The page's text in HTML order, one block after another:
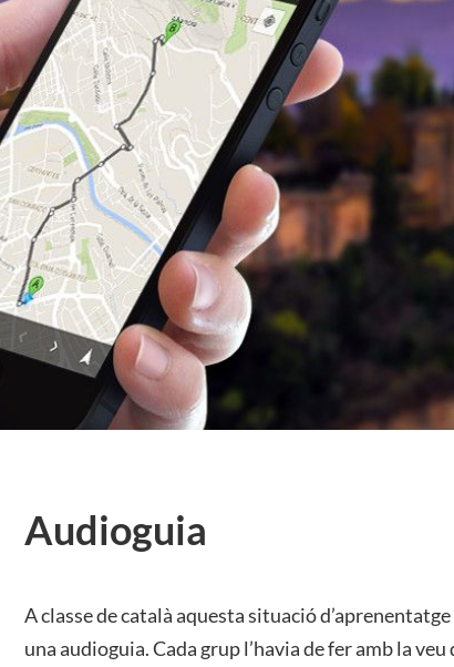
Audioguia
A classe de català aquesta situació
una audioguia. Cada grup l’havia de fer amb la